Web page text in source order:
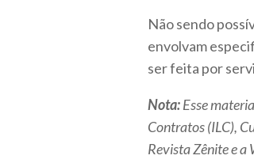
Não sendo
envolvam
ser feita por
Nota:Esse
Contratos (ILC),
Revista Zênite e